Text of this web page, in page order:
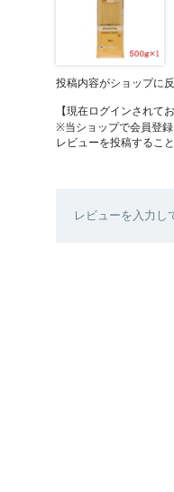
投稿内容がショップに
【現在ログインされて
※当ショップで会員登録
レビューを投稿するこ
レビューを入力し